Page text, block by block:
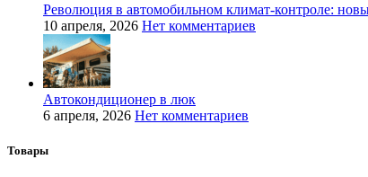
Революция в автомобильном климат-контроле:
10 апреля, 2026 Нет комментариев
Автокондиционер в люк
6 апреля, 2026 Нет комментариев
Товары